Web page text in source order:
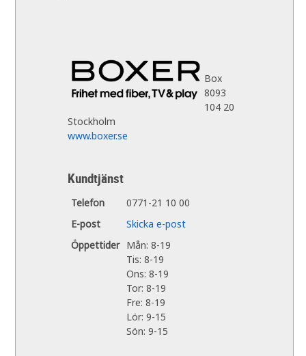
Box
8093
104 20
Stockholm
www.boxer.se
Kundtjänst
Telefon
0771-21 10 00
E-post
Skicka e-post
Öppettider Mån: 8-19
Tis: 8-19
Ons: 8-19
Tor: 8-19
Fre: 8-19
Lör: 9-15
Sön: 9-15